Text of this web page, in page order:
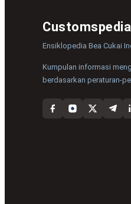
Customspedia
Ensiklopedia Bea Cukai
Kumpulan informasi
berdasarkan peraturan-